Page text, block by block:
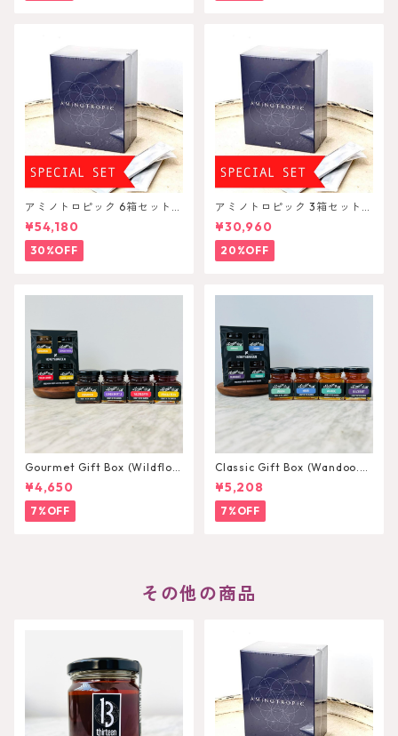
アミノトロピック 6箱セット A
minoTropic
¥54,180
30%OFF
アミノトロピック 3箱セット A
minoTropic
¥30,960
20%OFF
Gourmet Gift Box (Wildflow
er.LemonMyrtle.Cinnamonn.
VanillaBean) 75g×4
¥4,650
7%OFF
Classic Gift Box (Wandoo.M
arri.Jarrah.Blackbutt) 75g×
4
¥5,208
7%OFF
その他の商品